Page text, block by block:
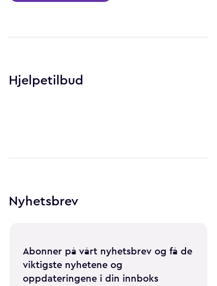
Hjelpetilbud
Nyhetsbrev
Abonner på vårt nyhetsbrev og få de
viktigste nyhetene og
oppdateringene i din innboks